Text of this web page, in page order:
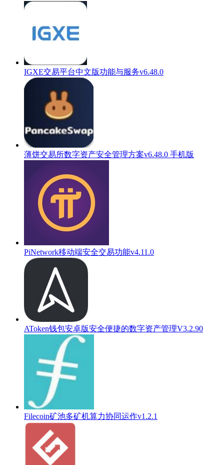
IGXE交易平台中文版功能与服务v6.48.0
薄饼交易所数字资产安全管理方案v6.48.0 手机版
PiNetwork移动端安全交易功能v4.11.0
AToken钱包安卓版安全便捷的数字资产管理V3.2.90
Filecoin矿池多矿机算力协同运作v1.2.1